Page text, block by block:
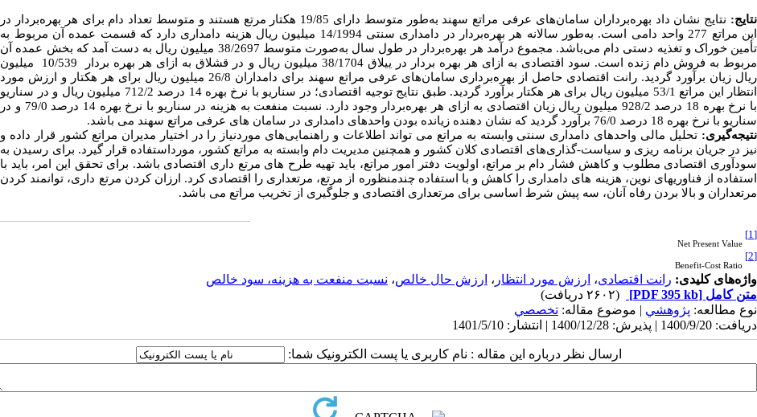
نتایج:
نتایج نشان داد بهره‌برداران سامان‌های عرفی مراتع سهند به‌طور متوسط دارای 19/85 هکتار مرتع هستند و متوسط تعداد دام برای هر بهره‌بردار در
این مراتع 277 واحد دامی است. به‌طور سالانه هر بهره‌بردار در دامداری سنتی 14/1994 میلیون ریال هزینه دامداری دارد که قسمت عمده آن مربوط به
تأمین خوراک و تغذیه دستی دام می‌باشد. مجموع درآمد هر بهره‌بردار در طول سال به‌صورت متوسط 38/2697 میلیون ریال به دست آمد که بخش عمده آن
مربوط به فروش دام زنده است. سود اقتصادی به ازای هر بهره بردار در ییلاق 38/1704 میلیون ریال و در قشلاق به ازای هر بهره بردار
10/539
میلیون
ریال زیان برآورد گردید.
رانت اقتصادی حاصل از بهره‌برداری سامان‌های عرفی مراتع سهند برای دامداران 26/8 میلیون ریال برای هر هکتار و ارزش مورد
انتظار این مراتع 53/1 میلیون ریال برای هر هکتار برآورد گردید. طبق نتایج توجیه اقتصادی؛ در سناریو با نرخ بهره 14 درصد
712/2 میلیون ریال و در سناریو
با نرخ بهره 18 درصد 928/2 میلیون ریال زیان اقتصادی به ازای هر بهره‌بردار وجود دارد. نسبت منفعت به هزینه
در سناریو با نرخ بهره 14 درصد
79/0 و در
سناریو با نرخ بهره 18 درصد 76/0 برآورد گردید که نشان دهنده زیان­ده بودن واحدهای دامداری در سامان های عرفی مراتع سهند می باشد.
نتیجه‌گیری: تحلیل مالی واحدهای دامداری سنتی وابسته به مراتع می تواند اطلاعات و راهنمایی‌های موردنیاز را در اختیار مدیران مراتع کشور قرار داده و
نیز در جریان برنامه ریزی و سیاست-گذاری‌های اقتصادی کلان کشور و همچنین مدیریت دام وابسته به مراتع کشور، مورداستفاده قرار گیرد. برای رسیدن به
سودآوری اقتصادی مطلوب و کاهش فشار دام بر مراتع،
اولویت دفتر امور مراتع، باید تهیه طرح های مرتع داری اقتصادی باشد. برای تحقق این امر، باید با
استفاده از فناوریهای نوین، هزینه های دامداری را کاهش و با استفاده چندمنظوره از مرتع، مرتعداری را اقتصادی کرد. ارزان کردن مرتع داری، توانمند کردن
مرتعداران و بالا بردن رفاه آنان، سه پیش شرط اساسی برای مرتعداری اقتصادی و جلوگیری از تخریب مراتع می باشد.
[1]
Net Present Value
[2]
Benefit-Cost Ratio
واژه‌های کلیدی: رانت اقتصادی، ارزش مورد انتظار ، ارزش حال خالص، نسبت منفعت به هزینه، سود خالص
متن کامل [PDF 395 kb]
(۲۶۰۲ دریافت)
نوع مطالعه: پژوهشي | موضوع مقاله: تخصصي
دریافت: 1400/9/20 | پذیرش: 1400/12/28 | انتشار: 1401/5/10
ارسال نظر درباره این مقاله : نام کاربری یا پست الکترونیک شما: